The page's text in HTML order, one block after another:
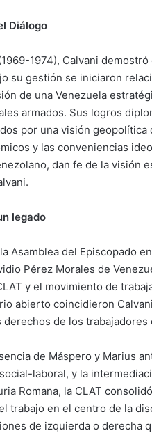
Diálogo
1974), Calvani
su gestión se iniciaron
de una Venezuela
armados. Sus logros
por una visión
y las conveniencias
dan fe de la visión
legado
Asamblea del Episcopado
Pérez Morales de
y el movimiento de
abierto coincidieron
de los
de Máspero y Marius
laboral, y la
Romana, la CLAT
trabajo en el centro de la
de izquierda o derecha